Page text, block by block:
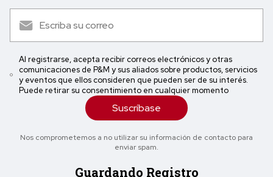
Al registrarse, acepta recibir correos electrónicos y otras
comunicaciones de P&M y sus aliados sobre productos, servicios
y eventos que ellos consideren que pueden ser de su interés.
Puede retirar su consentimiento en cualquier momento
Suscríbase
Nos comprometemos a no utilizar su información de contacto para
enviar spam.
Guardando Registro